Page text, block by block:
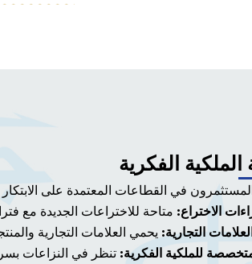
الملكية الفكرية
في القطاعات المعتمدة على الابتكار
الاختراع: متاحة للاختراعات الجديدة مع
التجارية: يحمي العلامات التجارية
للملكية الفكرية: تنظر في النزاعات